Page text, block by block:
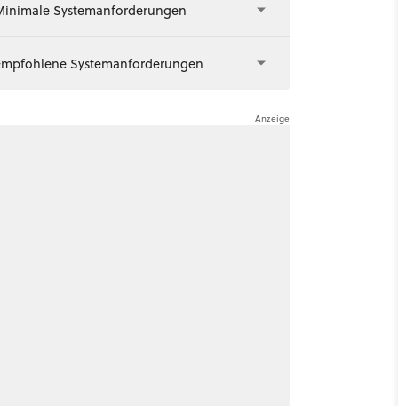
Systemanforderungen
Systemanforderungen